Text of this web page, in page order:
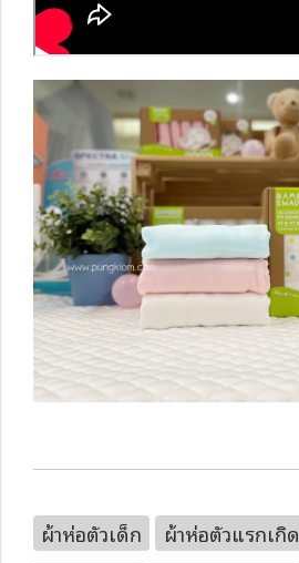
ผ้าห่อตัวเด็ก ผ้าห่อตัวแรกเกิด